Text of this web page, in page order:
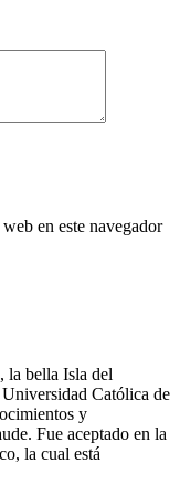
en este navegador
la bella Isla del
Católica de
y
Fue aceptado en la
la cual está